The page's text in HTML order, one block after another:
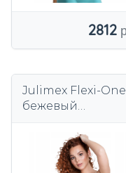
2812
Julimex Flexi-One
бежевый